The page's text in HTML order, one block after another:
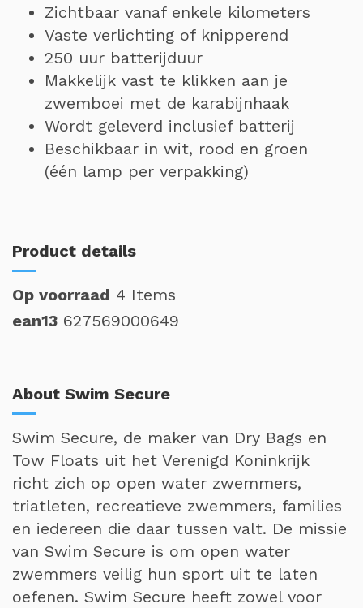
Zichtbaar vanaf enkele kilometers
Vaste verlichting of knipperend
250 uur batterijduur
Makkelijk vast te klikken aan je
zwemboei met de karabijnhaak
Wordt geleverd inclusief batterij
Beschikbaar in wit, rood en groen
(één lamp per verpakking)
Product details
Op voorraad 4 Items
ean13 627569000649
About Swim Secure
Swim Secure, de maker van Dry Bags en
Tow Floats uit het Verenigd Koninkrijk
richt zich op open water zwemmers,
triatleten, recreatieve zwemmers, families
en iedereen die daar tussen valt. De missie
van Swim Secure is om open water
zwemmers veilig hun sport uit te laten
oefenen. Swim Secure heeft zowel voor